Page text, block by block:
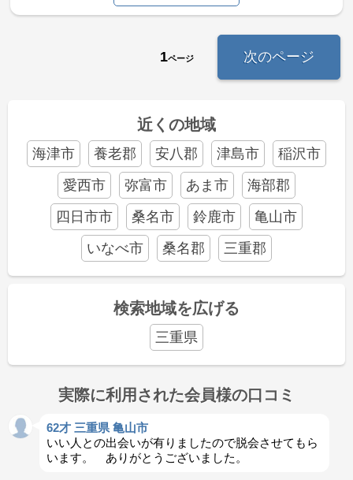
1ページ 次のページ
近くの地域
海津市 養老郡 安八郡 津島市
稲沢市
愛西市
弥富市 あま市
海部郡
四日市市
桑名市 鈴鹿市
亀山市
いなべ市
桑名郡 三重郡
検索地域を広げる
三重県
実際に利用された会員様の口コミ
62才 三重県 亀山市
いい人との出会いが有りましたので脱会させてもら
います。 ありがとうございました。